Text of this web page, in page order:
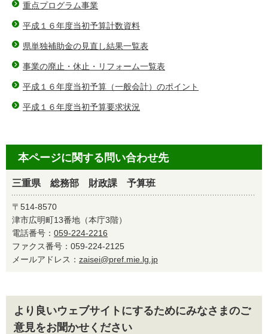
重点プログラム事業
平成１６年度当初予算計数資料
県単独補助金の見直し結果一覧表
事業の廃止・休止・リフォーム一覧表
平成１６年度当初予算（一般会計）のポイント
平成１６年度当初予算要求状況
本ページに関する問い合わせ先
三重県 総務部 財政課 予算班
〒514-8570
津市広明町13番地（本庁3階）
電話番号： 059-224-2216
ファクス番号：059-224-2125
メールアドレス： zaisei@pref.mie.lg.jp
より良いウェブサイトにするためにみなさまのご
意見をお聞かせください